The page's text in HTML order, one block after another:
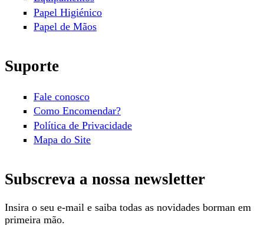
Papel Higiénico
Papel de Mãos
Suporte
Fale conosco
Como Encomendar?
Política de Privacidade
Mapa do Site
Subscreva a nossa newsletter
Insira o seu e-mail e saiba todas as novidades borman em
primeira mão.